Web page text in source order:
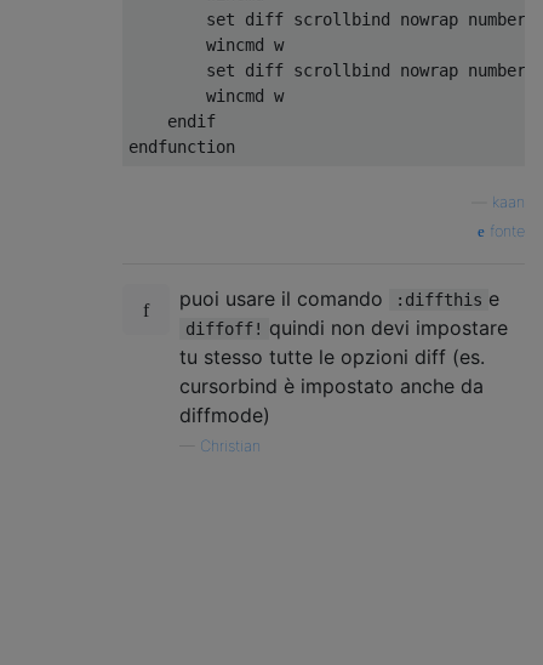
        set diff scrollbind nowrap number
        wincmd w
        set diff scrollbind nowrap number
        wincmd w
    endif
kaan
fonte
puoi usare il comando :diffthis e
diffoff! quindi non devi impostare
tu stesso tutte le opzioni diff (es.
cursorbind è impostato anche da
diffmode)
Christian